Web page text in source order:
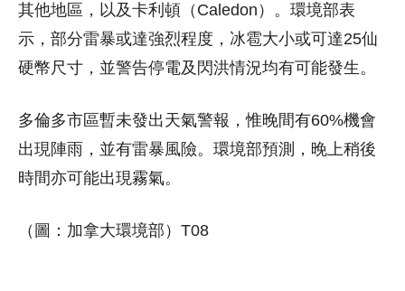
其他地區，以及卡利頓（Caledon）。環境部表
示，部分雷暴或達強烈程度，冰雹大小或可達25仙
硬幣尺寸，並警告停電及閃洪情況均有可能發生。
多倫多市區暫未發出天氣警報，惟晚間有60%機會
出現陣雨，並有雷暴風險。環境部預測，晚上稍後
時間亦可能出現霧氣。
（圖：加拿大環境部）T08